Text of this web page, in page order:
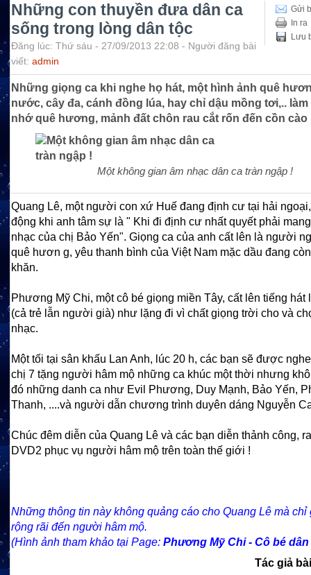
Gửi
In ra
Lưu
Những con thuyền đưa dân ca
sống trong lòng dân tộc
Đăng lúc: Thứ sáu - 27/09/2013 22:08 - Người đăng bài
viết: admin
Những giọng ca khi nghe họ hát, một hình ảnh quê
nước, cây đa, cánh đồng lúa, hay chỉ dậu mồng tơi,..
nhớ quê hương, mảnh đất chôn rau cắt rốn đến cồn cào
Một không gian âm nhạc dân ca tràn ngập !
Quang Lê, một người con xứ Huế đang định cư tại hải
động khi anh tâm sự là " Khi đi định cư nhất quyết phải
nhạc của chị Bảo Yến". Giọng ca của anh cất lên là người
quê hươn g, yêu thanh bình của Việt Nam mặc dầu đang
khăn.
Phương Mỹ Chi, một cô bé giọng miền Tây, cất lên tiếng
(cả trẻ lẫn người già) như lặng đi vì chất giọng trời cho và
nhạc.
Một tối tại sân khấu Lan Anh, lúc 20 h, các bạn sẽ được
chị 7 tặng người hâm mộ những ca khúc một thời nhưng
đó những danh ca như Evil Phương, Duy Mạnh, Bảo Yến,
Thanh, ....và người dẫn chương trình duyên dáng Nguyễn
Chúc đêm diễn của Quang Lê và các bạn diễn thảnh công,
DVD2 phục vụ người hâm mộ trên toàn thế giới !
Những thông tin này không quảng cáo cho Quang Lê mà chỉ
rộng rãi đến người hâm mộ.
(Hình ảnh tham khảo tại Page: Phương Mỹ Chi - Cô bé dân
Tác giả